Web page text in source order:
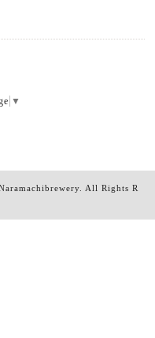
▼
. All Rights R